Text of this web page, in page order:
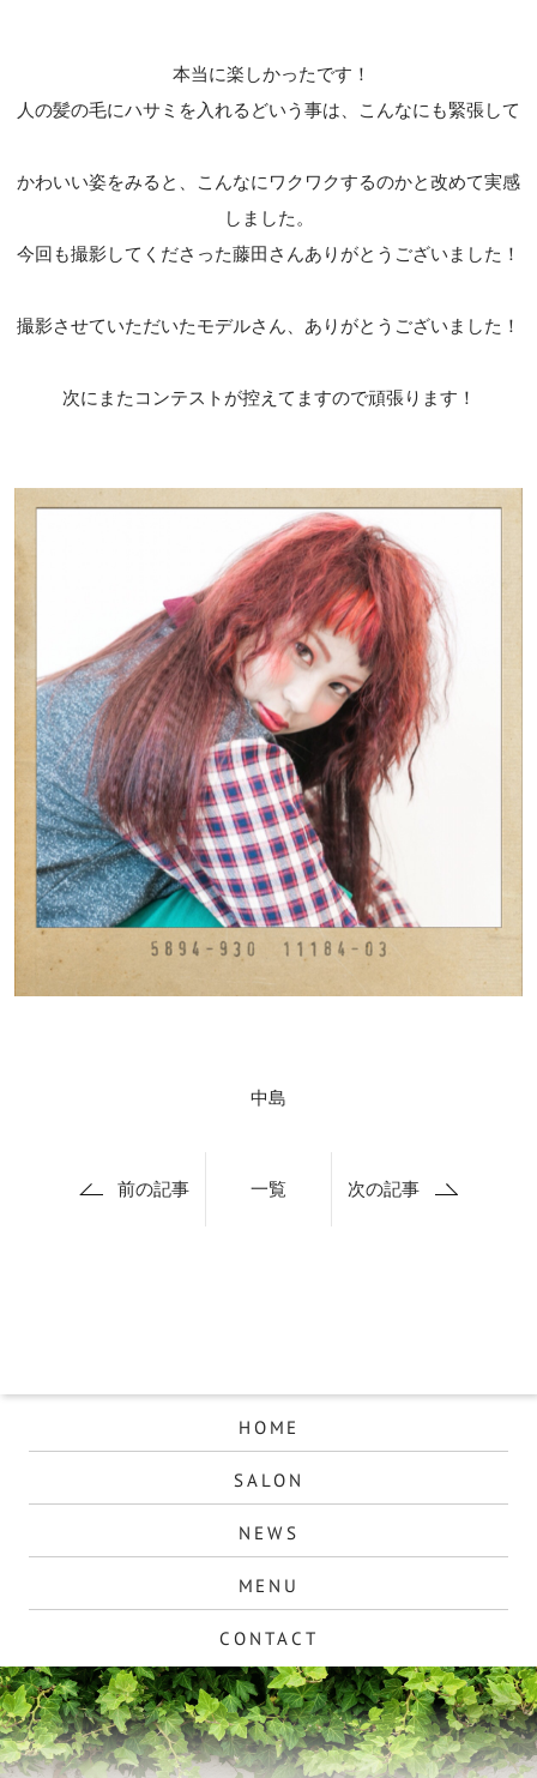
本当に楽しかったです！
人の髪の毛にハサミを入れるどいう事は、こんなにも緊張して
かわいい姿をみると、こんなにワクワクするのかと改めて実感
しました。
今回も撮影してくださった藤田さんありがとうございました！
撮影させていただいたモデルさん、ありがとうございました！
次にまたコンテストが控えてますので頑張ります！
中島
前の記事 一覧 次の記事
HOME
SALON
NEWS
MENU
CONTACT